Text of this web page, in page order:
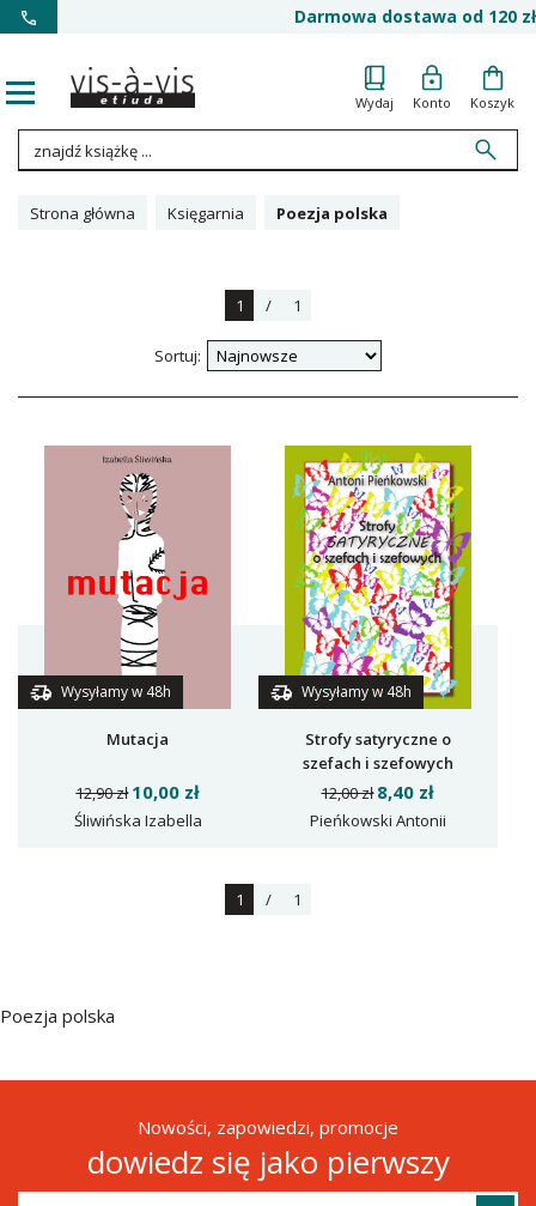
Darmowa dostawa od 120 zł
Wydaj Konto Koszyk
Strona główna Księgarnia Poezja polska
1 / 1
Sortuj:
Wysyłamy w 48h
Mutacja
12,90 zł 10,00 zł
Śliwińska Izabella
Wysyłamy w 48h
Strofy satyryczne o
szefach i szefowych
12,00 zł8,40 zł
Pieńkowski Antonii
1 / 1
Poezja polska
Nowości, zapowiedzi, promocje
dowiedz się jako pierwszy